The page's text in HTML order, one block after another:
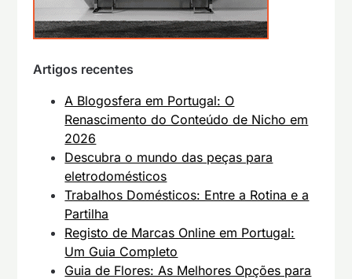
Artigos recentes
A Blogosfera em Portugal: O
Renascimento do Conteúdo de Nicho em
2026
Descubra o mundo das peças para
eletrodomésticos
Trabalhos Domésticos: Entre a Rotina e a
Partilha
Registo de Marcas Online em Portugal:
Um Guia Completo
Guia de Flores: As Melhores Opções para